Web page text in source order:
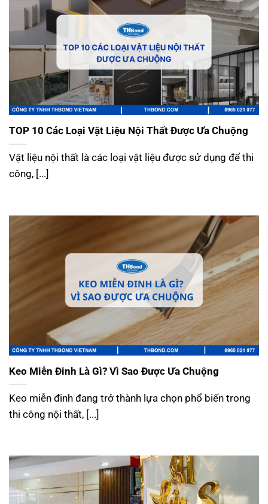
TOP 10 Các Loại Vật Liệu Nội Thất Được Ưa Chuộng
Vật liệu nội thất là các loại vật liệu được sử dụng để thi
công, [...]
Keo Miễn Đinh Là Gì? Vì Sao Được Ưa Chuộng
Keo miễn đinh đang trở thành lựa chọn phổ biến trong
thi công nội thất, [...]